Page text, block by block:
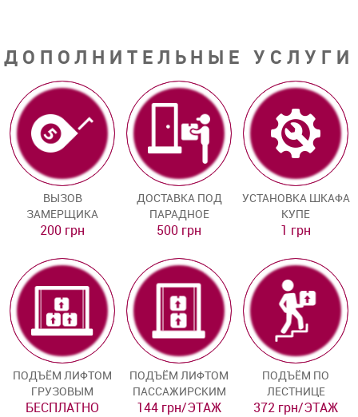
ДОПОЛНИТЕЛЬНЫЕ УСЛУГИ
ВЫЗОВ
ЗАМЕРЩИКА
200 грн
ДОСТАВКА ПОД
ПАРАДНОЕ
500 грн
УСТАНОВКА ШКАФА
КУПЕ
1 грн
ПОДЪЁМ ЛИФТОМ
ГРУЗОВЫМ
БЕСПЛАТНО
ПОДЪЁМ ЛИФТОМ
ПАССАЖИРСКИМ
144 грн/ЭТАЖ
ПОДЪЁМ ПО
ЛЕСТНИЦЕ
372 грн/ЭТАЖ